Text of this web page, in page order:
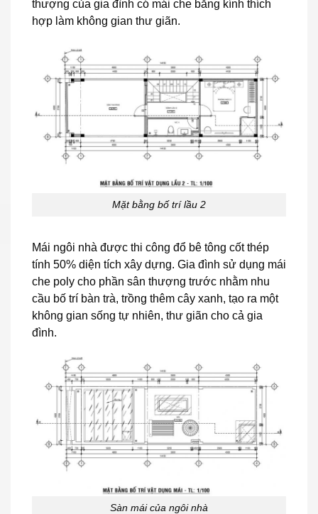
thượng của gia đình có mái che bằng kính thích
hợp làm không gian thư giãn.
Mặt bằng bố trí lầu 2
Mái ngôi nhà được thi công đổ bê tông cốt thép
tính 50% diện tích xây dựng. Gia đình sử dụng mái
che poly cho phần sân thượng trước nhằm nhu
cầu bố trí bàn trà, trồng thêm cây xanh, tạo ra một
không gian sống tự nhiên, thư giãn cho cả gia
đình.
Sàn mái của ngôi nhà